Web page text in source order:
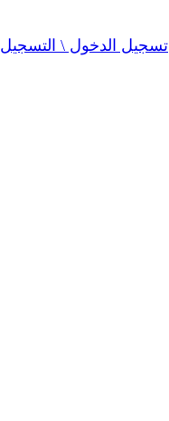
تسجيل الدخول \ التسجيل